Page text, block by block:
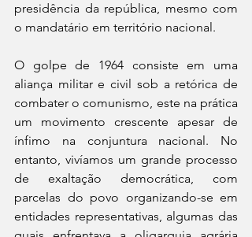
presidência da república, mesmo com
o mandatário em território nacional.
O golpe de 1964 consiste em uma
aliança militar e civil sob a retórica de
combater o comunismo, este na prática
um movimento crescente apesar de
ínfimo na conjuntura nacional. No
entanto, vivíamos um grande processo
de exaltação democrática, com
parcelas do povo organizando-se em
entidades representativas, algumas das